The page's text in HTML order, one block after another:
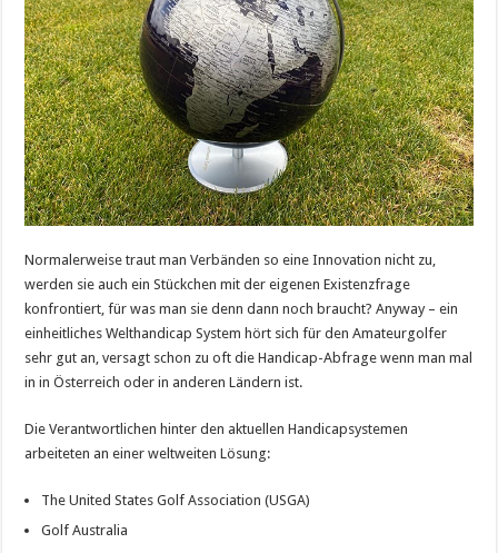
Normalerweise traut man Verbänden so eine Innovation nicht zu,
werden sie auch ein Stückchen mit der eigenen Existenzfrage
konfrontiert, für was man sie denn dann noch braucht? Anyway – ein
einheitliches Welthandicap System hört sich für den Amateurgolfer
sehr gut an, versagt schon zu oft die Handicap-Abfrage wenn man mal
in in Österreich oder in anderen Ländern ist.
Die Verantwortlichen hinter den aktuellen Handicapsystemen
arbeiteten an einer weltweiten Lösung:
The United States Golf Association (USGA)
Golf Australia